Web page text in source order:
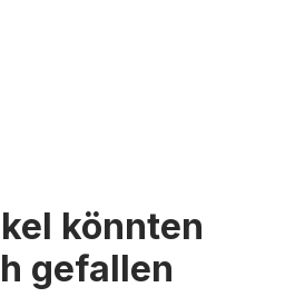
könnten
gefallen